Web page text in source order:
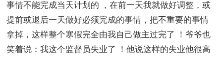
事情不能完成当天计划的 ，在前一天我就做好调整，或
提前或退后一天做好必须完成的事情，把不重要的事情
拿掉，这样整个寒假完全由我自己做主过完了 ！爷爷也
笑着说：我这个监督员失业了 ！他说这样的失业他很高